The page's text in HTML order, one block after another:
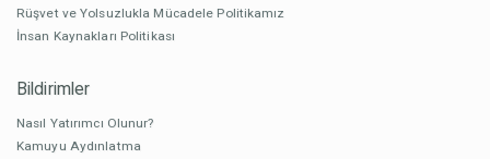
Rüşvet ve Yolsuzlukla Mücadele Politikamız
İnsan Kaynakları Politikası
Bildirimler
Nasıl Yatırımcı Olunur?
Kamuyu Aydınlatma